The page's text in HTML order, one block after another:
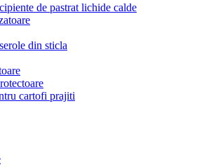
de pastrat lichide calde
din sticla
cartofi prajiti